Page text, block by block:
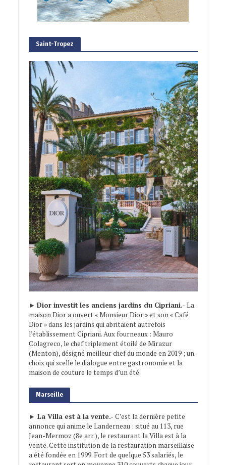
Saint-Tropez
► Dior investit les anciens jardins du Cipriani.- La
maison Dior a ouvert « Monsieur Dior » et son « Café
Dior » dans les jardins qui abritaient autrefois
l’établissement Cipriani. Aux fourneaux : Mauro
Colagreco, le chef triplement étoilé de Mirazur
(Menton), désigné meilleur chef du monde en 2019 ; un
choix qui scelle le dialogue entre gastronomie et la
maison de couture le temps d’un été.
Marseille
► La Villa est à la vente.- C’est la dernière petite
annonce qui anime le Landerneau : situé au 113, rue
Jean-Mermoz (8e arr.), le restaurant la Villa est à la
vente. Cette institution de la restauration marseillaise
a été fondée en 1999. Fort de quelque 53 salariés, le